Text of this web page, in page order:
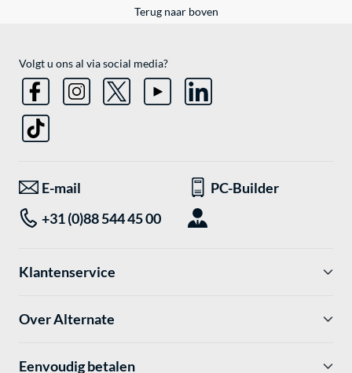
Terug naar boven
Volgt u ons al via social media?
E-mail
PC-Builder
+31 (0)88 544 45 00
Klantenservice
Over Alternate
Eenvoudig betalen